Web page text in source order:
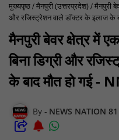
मुख्यपृष्ठ मैनपुरी (उत्तरप्रदेश) मैनपुरी
और रजिस्ट्रेशन वाले डॉक्टर के इलाज के
मैनपुरी बेवर क्षेत्र में
बिना डिग्री और
के बाद मौत हो गई -
NEWS NATION